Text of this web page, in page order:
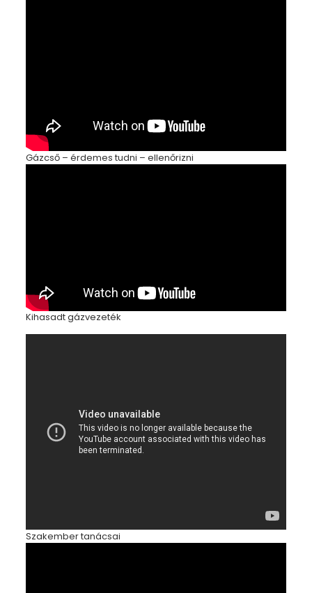
Gázcső – érdemes tudni – ellenőrizni
Kihasadt gázvezeték
Szakember tanácsai